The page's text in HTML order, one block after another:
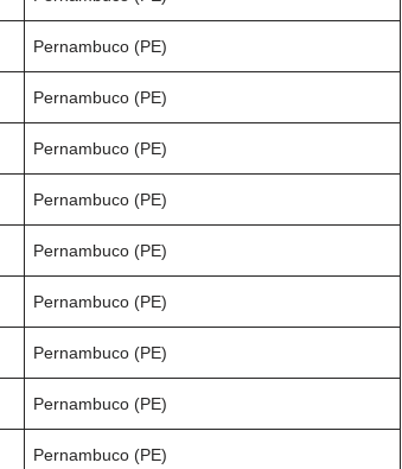
Pernambuco (PE)
Pernambuco (PE)
Pernambuco (PE)
Pernambuco (PE)
Pernambuco (PE)
Pernambuco (PE)
Pernambuco (PE)
Pernambuco (PE)
Pernambuco (PE)